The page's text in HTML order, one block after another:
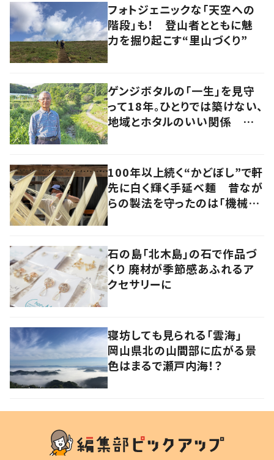
フォトジェニックな「天空への
階段」も！ 登山者とともに魅
力を掘り起こす“里山づくり”
ゲンジボタルの「一生」を見守
って18年。ひとりでは築けない、
地域とホタルのいい関係 岡
100年以上続く“かどぼし”で軒
先に白く輝く手延べ麺 昔なが
らの製法を守ったのは「機械い
石の島「北木島」の石で作品づ
くり 廃材が季節感あふれるア
クセサリーに
寝坊しても見られる「雲海」
岡山県北の山間部に広がる景
色はまるで瀬戸内海！？